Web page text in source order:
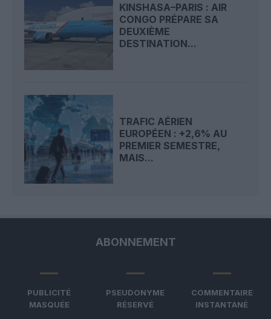
KINSHASA–PARIS : AIR
CONGO PRÉPARE SA
DEUXIÈME
DESTINATION...
TRAFIC AÉRIEN
EUROPÉEN : +2,6% AU
PREMIER SEMESTRE,
MAIS...
ABONNEMENT
PUBLICITÉ
MASQUÉE
PSEUDONYME
RÉSERVÉ
COMMENTAIRE
INSTANTANÉ